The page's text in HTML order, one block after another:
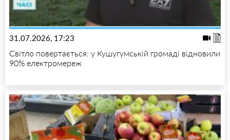
31.07.2026, 17:23
Світло повертається: у Кушугумській громаді відновили
90% електромереж